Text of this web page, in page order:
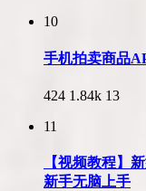
10
手机拍卖商品
424 1.84k 13
11
【视频教程】
新手无脑上手